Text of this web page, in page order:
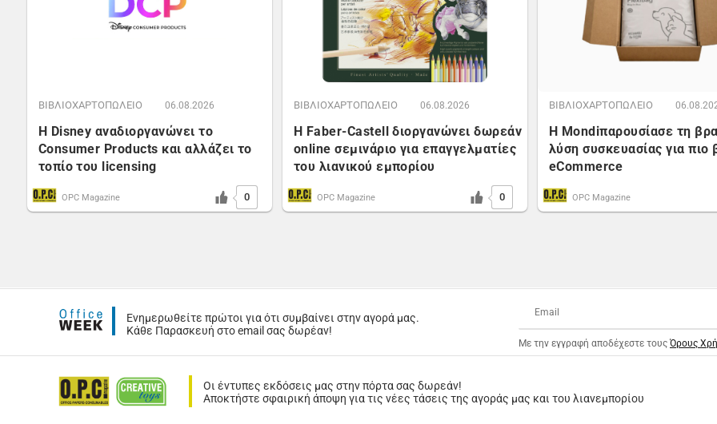
ΒΙΒΛΙΟΧΑΡΤΟΠΩΛΕΙΟ 06.08.2026
Η Disney αναδιοργανώνει το
Consumer Products και αλλάζει το
τοπίο του licensing
OPC Magazine 0
ΒΙΒΛΙΟΧΑΡΤΟΠΩΛΕΙΟ 06.08.2026
Η Faber-Castell διοργανώνει δωρεάν
online σεμινάριο για επαγγελματίες
του λιανικού εμπορίου
OPC Magazine 0
ΒΙΒΛΙΟΧΑΡΤΟΠΩΛΕΙΟ
Η Mondiπαρουσίασε τη
λύση συσκευασίας για πιο
eCommerce
OPC Magazine
Ενημερωθείτε πρώτοι για ότι συμβαίνει στην αγορά μας.
Κάθε Παρασκευή στο email σας δωρέαν!
Με την εγγραφή αποδέχεστε τους Όρους
Οι έντυπες εκδόσεις μας στην πόρτα σας δωρεάν!
Αποκτήστε σφαιρική άποψη για τις νέες τάσεις της αγοράς μας και του λιανεμπορίου